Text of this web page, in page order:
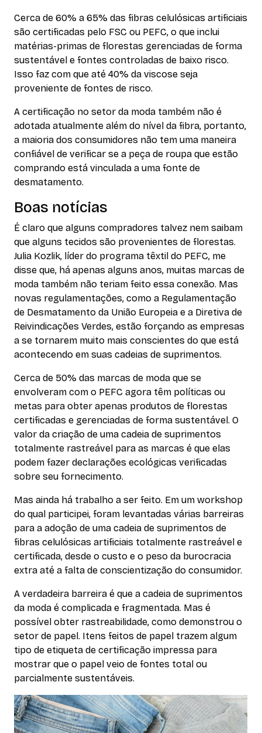
Cerca de 60% a 65% das fibras celulósicas artificiais
são certificadas pelo FSC ou PEFC, o que inclui
matérias-primas de florestas gerenciadas de forma
sustentável e fontes controladas de baixo risco.
Isso faz com que até 40% da viscose seja
proveniente de fontes de risco.
A certificação no setor da moda também não é
adotada atualmente além do nível da fibra, portanto,
a maioria dos consumidores não tem uma maneira
confiável de verificar se a peça de roupa que estão
comprando está vinculada a uma fonte de
desmatamento.
Boas notícias
É claro que alguns compradores talvez nem saibam
que alguns tecidos são provenientes de florestas.
Julia Kozlik, líder do programa têxtil do PEFC, me
disse que, há apenas alguns anos, muitas marcas de
moda também não teriam feito essa conexão. Mas
novas regulamentações, como a Regulamentação
de Desmatamento da União Europeia e a Diretiva de
Reivindicações Verdes, estão forçando as empresas
a se tornarem muito mais conscientes do que está
acontecendo em suas cadeias de suprimentos.
Cerca de 50% das marcas de moda que se
envolveram com o PEFC agora têm políticas ou
metas para obter apenas produtos de florestas
certificadas e gerenciadas de forma sustentável. O
valor da criação de uma cadeia de suprimentos
totalmente rastreável para as marcas é que elas
podem fazer declarações ecológicas verificadas
sobre seu fornecimento.
Mas ainda há trabalho a ser feito. Em um workshop
do qual participei, foram levantadas várias barreiras
para a adoção de uma cadeia de suprimentos de
fibras celulósicas artificiais totalmente rastreável e
certificada, desde o custo e o peso da burocracia
extra até a falta de conscientização do consumidor.
A verdadeira barreira é que a cadeia de suprimentos
da moda é complicada e fragmentada. Mas é
possível obter rastreabilidade, como demonstrou o
setor de papel. Itens feitos de papel trazem algum
tipo de etiqueta de certificação impressa para
mostrar que o papel veio de fontes total ou
parcialmente sustentáveis.